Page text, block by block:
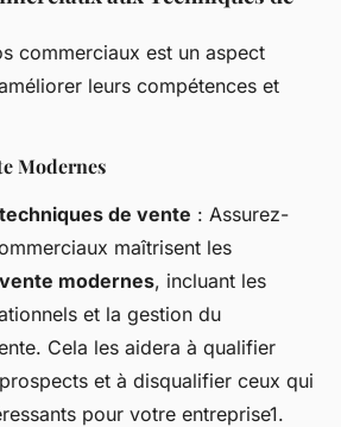
commerciaux est un aspect
leurs compétences et
Modernes
de vente : Assurez-
maîtrisent les
modernes, incluant les
et la gestion du
Cela les aidera à qualifier
et à disqualifier ceux qui
pour votre entreprise1.